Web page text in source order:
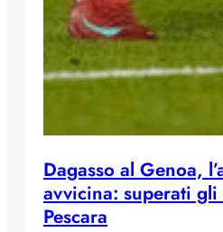
Dagasso al Genoa,
avvicina: superati
Pescara